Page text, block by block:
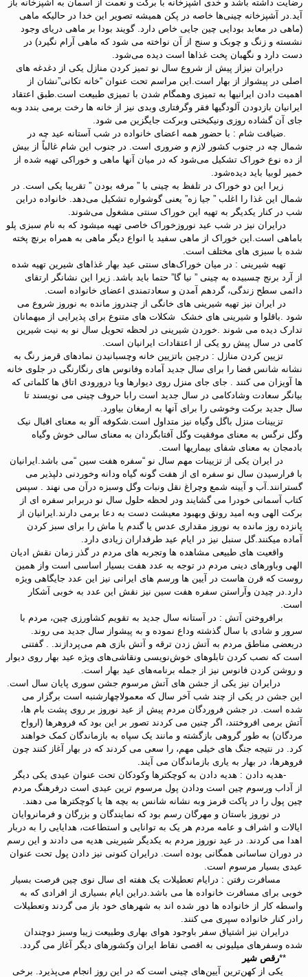
رضایت داشته باشد و خدی آشپزخانه با برکت و نعمت از آسمان به آشپزخانه باز
آید.در آشپزخانه چینی‌ها خاصه در پکن همیشه تصویر این خدا در حالیکه ماهی
(ماهی در معابد بودایی چین جایی خاص دارد. گویند بودا بر ماهی دریای وجود
نشسته و زنگ و چوبک و سنج از آن نواخته می شود که ماهی آرام نگیرد) در
دست دارد و نگهبان پخت غذاها است دیده می‌شود.
درایران نیزاز پیش از شروع سال نو تمیز کردن منازل یکی از دغدغه های
اصلی در پیشواز از بهار است.این مراسم تحت عنوان “خانه تکانی”نشان از
اهمیت دادن ایرانیها به تمیزی وهمگام شدن با تمیزی طبیعت است.طبق اعتقاد
ایرانیان بازدودن آلودگیها فقر وگرفتاری وبدی نیز از خانه ها رخت برمی بندد وبه
جای آن گشاده روزی ونیکبختی وبرکت جایگزین می شود.
.ضیافت شام : با حضور همه اعضای خانواده در شب آستانه عید چه در
شمال چه در جنوب کشور لازم و ضروری است. در جنوب این شام غالباً از بیش
از ده نوع خوراک تشکیل می‌شود که در میان آنها ماهی و خوراکی تهیه شده از
خمیر لوبیا باید دیده‌شود.
زیرا این دو خوراک در تلفظ به چینی با ” مرفه بودن ” تقریبا یکی است. در
شمال این غذا را اغلب ” جیا زه” یعنی گوشواره تشکیل می‌دهد. خانواده دراین
شب در کنار یکدیگر به تهیه این خوراک سنتی مشغول می‌شوند.
درایران نیز در شب عید نوروزخوراک خاصی تهیه میشود که به نام سبزی پلو
باماهی است.این خوراک از ماهی سفید یا انواع دیگر ماهی به همراه برنچ پخته
شده با سبزی های مختلف است.
تهیه شیرینی : در میان خوراک‌های سنتی عید بهار غذاهای شیرین تهیه شده
از آرد برنج چسبیده به چینی ” نیا گا” حتما باید باشد. زیرا این نشانگر ارتقای
دائمی سطح زندگی، گردهم آمدن و سعادتمندی اعضای خانواده است.
در ایران نیز تهیه شیرینی های خانگی از چندروز مانده به نوروز شروع می
شود .باقلوا و شیرینی های خشک شکلات های متنوع برای پذیرایی از میهمانان
تدارک دیده می شوند .خوردن شیرینی در لحظه تحویل سال نو به نیت شیرین
کامی در سال پیش رو یکی از اعتقادات ایرانیان است.
تزیین کردن منازل : درچین باتزیین خانه وچسبانیدن نمادهای قرمز رنگ به
نشانه شانس فضا را برای سال جدید آماده وفانوس های رنگارنگی در جلوی خانه
ها آویزان می کنند . جای جای منزل روی دیوارها ویا درورودی اتاق ها کلماتی که
بیانگر سعادت وشادکامی در سال جدید است رابا حروف چینی می نویسند تا
سال جدید برکت وخوشی را برای آنها به ارمغان بیاورد.
تزیینات منزل باگل وگیاه نیز متداول است.شکوفه آلو به معنای اقبال نیک
وگل نرگس به معنای موفقیت وگل آفتابگردان به معنای سالی خوش وگیاه
بادمجان به معنای شفای بیماریها است.
در ایران یکی از تزیینات مهم سال نو “سفره هفت سین “می باشد.ایرانیان
با فرارسیدن سال نو سفره ای از هفت گونه گیاه ودانه وخوردنی دلپذیر می
گسترانند.آب و آیینه شمع وچراغ نقل ونبات وگل وسبزه درآن می نهند . سپس
کتاب آسمانی خودرا می گشایند ودر لحظه حلول سال نو دربرابر سفره ای از
برکت الهی وبه امید رونق وبهبود معیشت دست به دعا برمی دارند.ایرانیان از
پانزده روز مانده به نوروز مقداری عدس یا گندم یا ماش را برای سبز کردن
آماده میکنند.گل سنبل نیز در ایام عید طرفداران زیادی دارد.
واقعیت های طبیعی مشاهده ها وتجربه های مردم در گذر زمان نقش ادیان
الهی وباورهای دینی مردم در توجه به عدد هفت بسیار اساسی است واز همین
روست که قرن هاست در آیین ها ورسم های ایرانی نیز این عدد جایگاهی ویژه
دارد.در چیدن وآراستن سفره هفت سین نیز نقش این عدد به خوبی آشکار
است.
برافروختن آتش : در آستانه سال جدید به تقویم کشاورزی چین، مردم با
سرور و شادی با سال گذشته وداع نموده و به پیشواز سال جدید می روند.
دربعضی مناطق مردم به آتش زدن ترقه و آتش بازی هم می‌پردازند. . گفتنی
است که نصب کردن تابلوهای خوش‌نویسی ونقاشی‌های ویژه عید بهار روی دیوار
و روشن کردن فانوس نیز از جمله برنامه‌های عید بهار است.
درایران نیز یکی از جشن های آتش مرسوم جشن سوری پایان سال است.
این جشن در یکی از چند شب آخر سال که معمولاچهارشنبه است برگزار می
شده است. در جشن فروردگان مردم پیش از عید نوروز بر روی پشت بام ها،
آتش برمی افروختند، اگر چنین می کردند تصور بر این بود که فروهرها (ارواح
مردگان) به طور گروهی بازگشته و مانند یک سپاه به بازماندگان کمک خواهند
کرد. در نتیجه جنگ های خیلی مهم، را سعی می کردند که در بهار آغاز کنند چون
فروهرها، در بهار به یاری بازماندگان می آیند.
-هدیه دادن : هدیه دادن به کوچکترها وکودکان تحت عنوان عیدی یکی دیگر
از آداب ورسوم چین است ودادن پول مرسوم ترین عیدی است درفرهنگ مردم
چین پول را در پاکت قرمز وبه نشانه شانس به بچه ها یا کوچکترها می دهند.
در نوروز باستان و مهرگان رسم بود که نمایندگان و بزرگان و فرمانروایان
ایالات و اشراف و عامه مردم هر یک به توانایی و استطاعت، هدایایی را به دربار
اهدا می کردند. در عید نوروز مردم به یکدیگر شیرینی هدیه می دادند و این رسم
در دوران ساسانی همگانی بوده است. درایران کنونی نیز دادن پول تحت عنوان
عیدی بسیار مرسوم است.
مسافرت رفتن : درایام تعطیلات یک هفته ای سال نوی چین فرصت بسیار
خوبی برای مسافرت خانواده ها می باشد.دراین ایام بسیاری از افرادی که به
واسطه کار از خانواده ها دور شده اند به شهرهای خود باز می گردند وتعطیلات
رادر کنار خانواده سپری می کنند.
درایران نیز اشتیاق سفر باوجود هوای بهاری وطبیعت زیبا وسبز دوچندان
شده وسفرهای میلیونی به اقصی نقاط ایران وکشورهای دیگر آغاز می گردد.
**رقص شیر
یکی از کهن‌ترین آیین‌های چینی است که در این روز انجام می‌پذیرد. برخی